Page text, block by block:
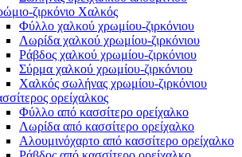
ζιρκόνιο Χαλκός
Φύλλο χαλκού χρωμίου-ζιρκόνιου
Λωρίδα χαλκού χρωμίου-ζιρκόνιου
Ράβδος χαλκού χρωμίου-ζιρκόνιου
Σύρμα χαλκού χρωμίου-ζιρκόνιου
Χαλκός σωλήνας χρωμίου-ζιρκόνιου
ορείχαλκος
Φύλλο από κασσίτερο ορείχαλκο
Λωρίδα από κασσίτερο ορείχαλκο
Αλουμινόχαρτο από κασσίτερο ορείχαλκο